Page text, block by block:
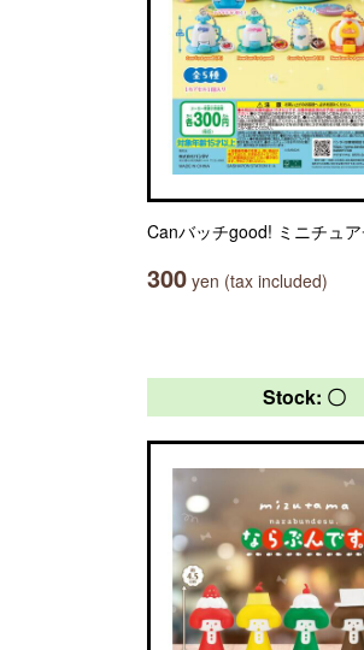
Canバッチgood! ミニチュ
300 yen (tax included)
Stock: 〇